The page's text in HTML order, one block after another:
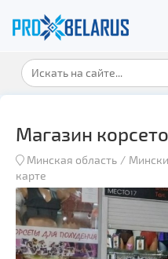
Магазин
Минская область
карте